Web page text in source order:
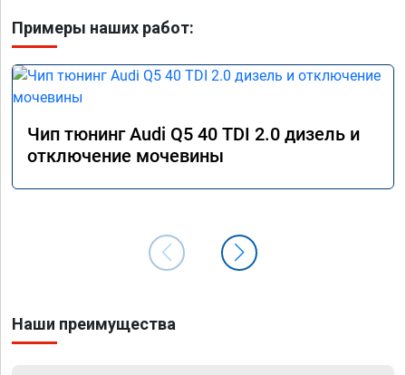
Примеры наших работ:
Чип тюнинг Audi Q5 40 TDI 2.0 дизель и
отключение мочевины
Наши преимущества